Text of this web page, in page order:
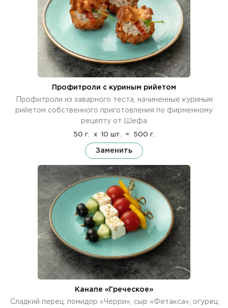
Профитроли с куриным рийетом
Профитроли из заварного теста, начиненные куриным
рийетом собственного приготовления по фирменному
рецепту от Шефа
50 г. x 10 шт. = 500 г.
Заменить
Канапе «Греческое»
Сладкий перец, помидор «Черри», сыр «Фетакса», огурец